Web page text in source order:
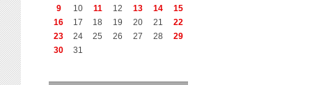
9
10 11 12 13 14
15
16
17 18 19 20 21
22
23
24 25 26 27 28
29
30
31